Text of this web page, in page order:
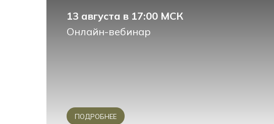
13 августа в 17:00 МСК
Онлайн-вебинар
ПОДРОБНЕЕ